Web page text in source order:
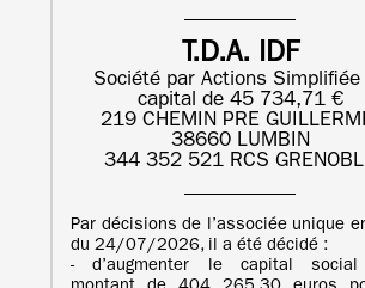
T.D.A. IDF
Société par Actions Simplifiée
capital de 45 734,71 €
219 CHEMIN PRE
38660 LUMBIN
344 352 521 RCS
Par décisions de l’associée unique
du 24/07/2026, il a été décidé :
- d’augmenter le capital social